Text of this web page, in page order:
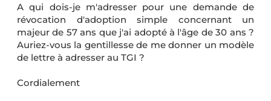
A qui dois-je m'adresser pour une demande de
révocation d'adoption simple concernant un
majeur de 57 ans que j'ai adopté à l'âge de 30 ans ?
Auriez-vous la gentillesse de me donner un modèle
de lettre à adresser au TGI ?
Cordialement